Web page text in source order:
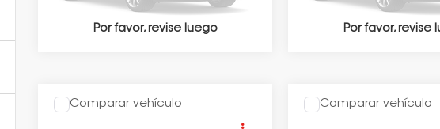
Por favor, revise luego Por favor, revise
Precio:
Comparar vehículo
Precio:
Comparar vehículo